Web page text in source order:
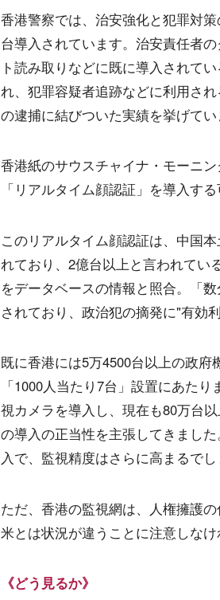
香港警察では、治安強化と犯罪対
台導入されています。治安責任者
ト読み取りなどに既に導入されて
れ、犯罪容疑者追跡などに利用さ
の逮捕に結びついた実績を挙げて
香港紙のサウスチャイナ・モーニ
「リアルタイム顔認証」を導入す
このリアルタイム顔認証は、中国
れており、2億台以上と言われてい
をデータベースの情報と照合。「
されており、政治犯の摘発に"有効
既に香港には5万4500台以上の政
「1000人当たり7台」設置にあた
視カメラを導入し、現在も80万台
の導入の正当性を主張してきまし
入で、監視精度はさらに高まるで
ただ、香港の監視網は、人権擁護
米とは状況が違うことに注意しな
《どう見るか》